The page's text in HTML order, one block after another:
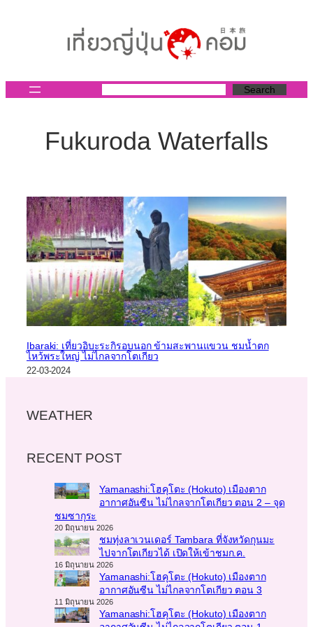
Search
Fukuroda Waterfalls
Ibaraki: เที่ยวอิบะระกิรอบนอก ข้ามสะพานแขวน ชมน้ำตก
ไหว้พระใหญ่ ไม่ไกลจากโตเกียว
22-03-2024
WEATHER
RECENT POST
Yamanashi:โฮคุโตะ (Hokuto) เมืองตาก
อากาศอันซีน ไม่ไกลจากโตเกียว ตอน 2 – จุด
ชมซากุระ
20 มิถุนายน 2026
ชมทุ่งลาเวนเดอร์ Tambara ที่จังหวัดกุนมะ
ไปจากโตเกียวได้ เปิดให้เข้าชมก.ค.
16 มิถุนายน 2026
Yamanashi:โฮคุโตะ (Hokuto) เมืองตาก
อากาศอันซีน ไม่ไกลจากโตเกียว ตอน 3
11 มิถุนายน 2026
Yamanashi:โฮคุโตะ (Hokuto) เมืองตาก